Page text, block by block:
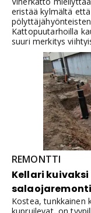
eristää kylmältä
Kattopuutarhoilla
suuri merkitys
lisääjinä. Ne
toimivat
elämyksellisiä
REMONTTI
Kellari
Kostea, tunkkainen